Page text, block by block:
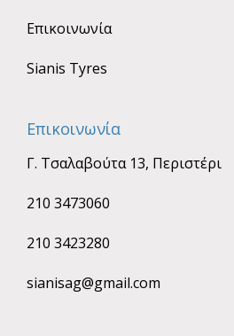
Επικοινωνία
Sianis Tyres
Επικοινωνία
Γ. Τσαλαβούτα 13, Περιστέρι
210 3473060
210 3423280
sianisag@gmail.com